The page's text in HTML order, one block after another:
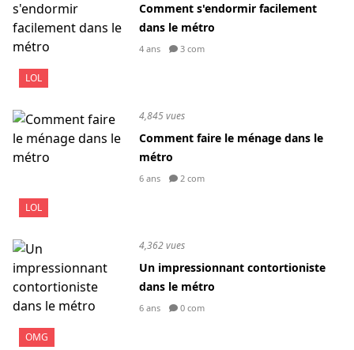
LOL
Comment s'endormir facilement
dans le métro
4 ans 3 com
LOL
4,845 vues
Comment faire le ménage dans le
métro
6 ans 2 com
OMG
4,362 vues
Un impressionnant contortioniste
dans le métro
6 ans 0 com